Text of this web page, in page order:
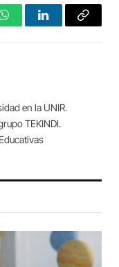
WhatsAppLinkedInCopy
en la UNIR.
TEKINDI.